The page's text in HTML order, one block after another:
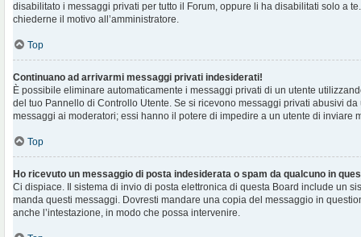
disabilitato i messaggi privati per tutto il Forum, oppure li ha disabilitati solo a
chiederne il motivo all’amministratore.
Top
Continuano ad arrivarmi messaggi privati indesiderati!
È possibile eliminare automaticamente i messaggi privati ​​di un utente
del tuo Pannello di Controllo Utente. Se si ricevono messaggi privati ​​abusivi
messaggi ai moderatori; essi hanno il potere di impedire a un utente di inviare
Top
Ho ricevuto un messaggio di posta indesiderata o spam da qualcuno in
Ci dispiace. Il sistema di invio di posta elettronica di questa Board include un
manda questi messaggi. Dovresti mandare una copia del messaggio in
anche l’intestazione, in modo che possa intervenire.